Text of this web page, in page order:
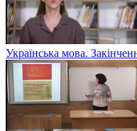
Українська мова.